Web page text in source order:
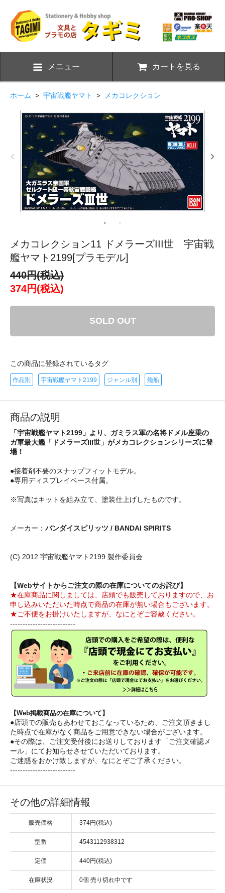
メニュー カートを見る
ホーム > 宇宙戦艦ヤマト > メカコレクション
メカコレクション11 ドメラーズIII世 宇宙戦
艦ヤマト2199[プラモデル]
440円(税込)
374円(税込)
SOLD OUT
この商品に登録されているタグ
作品別 宇宙戦艦ヤマト2199 ジャンル別 艦船
商品の説明
「宇宙戦艦ヤマト2199」より、ガミラス軍の名将ドメル座乗の
ガ軍最大艦「ドメラーズIII世」がメカコレクションシリーズに登
場！
●接着剤不要のスナップフィットモデル。
●専用ディスプレイベース付属。
※写真はキットを組み立て、塗装仕上げしたものです。
メーカー： バンダイスピリッツ / BANDAI SPIRITS
(C) 2012 宇宙戦艦ヤマト2199 製作委員会
【Webサイトからご注文の際の在庫についてのお詫び】
★在庫商品に関しましては、店頭でも販売しておりますので、お
申し込みいただいた時点で商品の在庫が無い場合もございます。
★ご不便をお掛けいたしますが、なにとぞご容赦ください。
--------------------------
【Web掲載商品の在庫について】
●店頭での販売もあわせておこなっているため、ご注文頂きまし
た時点で在庫がなく商品をご用意できない場合がございます。
●その際は、ご注文受付後にお送りしております「ご注文確認メ
ール」にてお知らせさせていただいております。
ご迷惑をおかけ致しますが、なにとぞご了承ください。
--------------------------
その他の詳細情報
販売価格 374円(税込)
型番 4543112938312
定価 440円(税込)
在庫状況 0個 売り切れ中です